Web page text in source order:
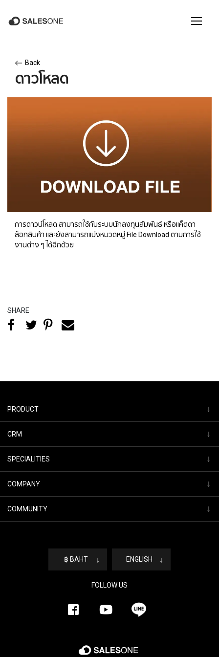
Back
ดาวโหลด
การดาวน์โหลด สามารถใช้กับระบบนักลงทุนสัมพันธ์ หรือแค็ตตา
ล็อกสินค้า และยังสามารถแบ่งหมวดหมู่ File Download ตามการใช้
งานต่าง ๆ ได้อีกด้วย
SHARE
฿ BAHT ↓ ENGLISH ↓
FOLLOW US
PRODUCT ↓
CRM ↓
SPECIALITIES ↓
COMPANY ↓
COMMUNITY ↓